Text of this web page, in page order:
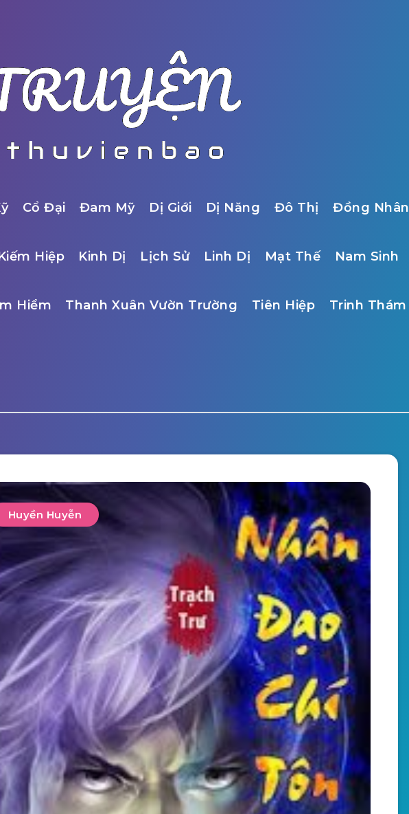
Cổ Đại Đam Mỹ Dị Giới Dị Năng Đô Thị Đồng Nhân
Hiệp Kinh Dị Lịch Sử Linh Dị Mạt Thế Nam Sinh
Hiểm Thanh Xuân Vườn Trường Tiên Hiệp Trinh Thám
Huyền Huyễn